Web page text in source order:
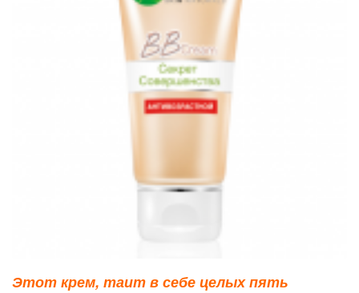
Этот крем, таит в себе целых пять